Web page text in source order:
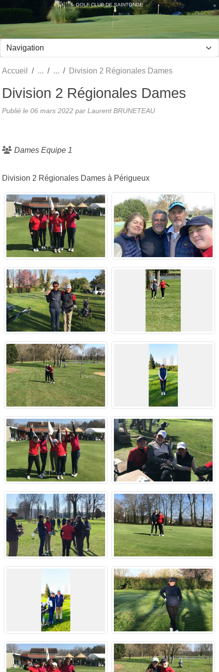
GOLF CLUB DE SAINTONGE
Accueil Division 2 Régionales Dames
Division 2 Régionales Dames
Publié le 06 mars 2022 par Laurent BRUNETEAU
Dames Equipe 1
Division 2 Régionales Dames à Périgueux
Panneau de gestion des cookies